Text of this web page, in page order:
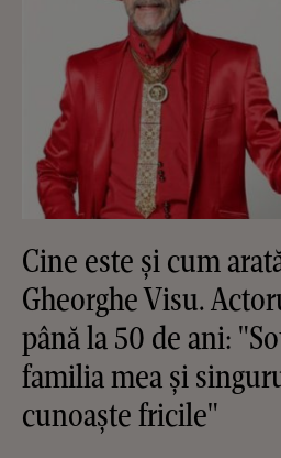
Cine este și cum
Gheorghe Visu.
până la 50 de ani:
familia mea și
cunoaște fricile"